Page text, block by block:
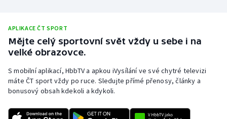
Rychlostní kanoistika
Sportovní střelba
Stolní tenis
APLIKACE ČT SPORT
Mějte celý sportovní svět vždy u sebe i na
velké obrazovce.
S mobilní aplikací, HbbTV a apkou iVysílání ve své chytré televizi
máte ČT sport vždy po ruce. Sledujte přímé přenosy, články a
bonusový obsah kdekoli a kdykoli.